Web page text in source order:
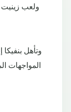
وتأهل